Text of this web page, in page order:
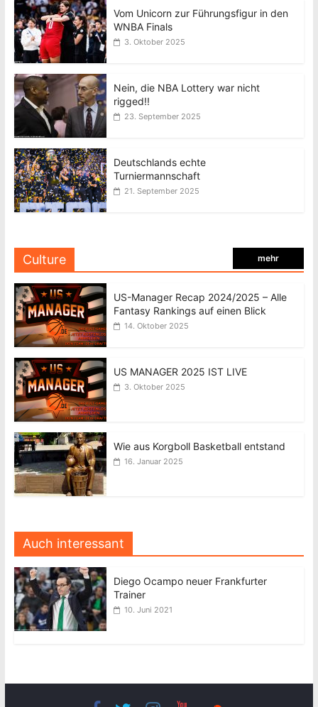
Vom Unicorn zur Führungsfigur in den
WNBA Finals
3. Oktober 2025
Nein, die NBA Lottery war nicht
rigged!!
23. September 2025
Deutschlands echte
Turniermannschaft
21. September 2025
Culture mehr
US-Manager Recap 2024/2025 – Alle
Fantasy Rankings auf einen Blick
14. Oktober 2025
US MANAGER 2025 IST LIVE
3. Oktober 2025
Wie aus Korgboll Basketball entstand
16. Januar 2025
Auch interessant
Diego Ocampo neuer Frankfurter
Trainer
10. Juni 2021